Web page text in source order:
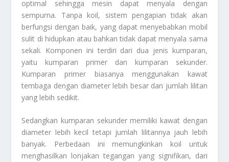
optimal sehingga mesin dapat menyala dengan
sempurna. Tanpa koil, sistem pengapian tidak akan
berfungsi dengan baik, yang dapat menyebabkan mobil
sulit di hidupkan atau bahkan tidak dapat menyala sama
sekali. Komponen ini terdiri dari dua jenis kumparan,
yaitu kumparan primer dan kumparan sekunder.
Kumparan primer biasanya menggunakan kawat
tembaga dengan diameter lebih besar dan jumlah lilitan
yang lebih sedikit.
Sedangkan kumparan sekunder memiliki kawat dengan
diameter lebih kecil tetapi jumlah lilitannya jauh lebih
banyak. Perbedaan ini memungkinkan koil untuk
menghasilkan lonjakan tegangan yang signifikan, dari